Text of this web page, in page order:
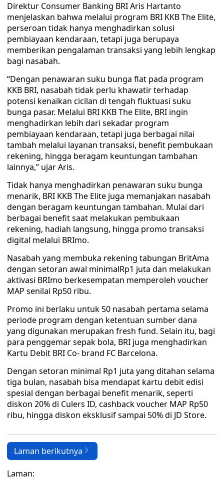
Direktur Consumer Banking BRI Aris Hartanto
menjelaskan bahwa melalui program BRI KKB The Elite,
perseroan tidak hanya menghadirkan solusi
pembiayaan kendaraan, tetapi juga berupaya
memberikan pengalaman transaksi yang lebih lengkap
bagi nasabah.
“Dengan penawaran suku bunga flat pada program
KKB BRI, nasabah tidak perlu khawatir terhadap
potensi kenaikan cicilan di tengah fluktuasi suku
bunga pasar. Melalui BRI KKB The Elite, BRI ingin
menghadirkan lebih dari sekadar program
pembiayaan kendaraan, tetapi juga berbagai nilai
tambah melalui layanan transaksi, benefit pembukaan
rekening, hingga beragam keuntungan tambahan
lainnya,” ujar Aris.
Tidak hanya menghadirkan penawaran suku bunga
menarik, BRI KKB The Elite juga memanjakan nasabah
dengan beragam keuntungan tambahan. Mulai dari
berbagai benefit saat melakukan pembukaan
rekening, hadiah langsung, hingga promo transaksi
digital melalui BRImo.
Nasabah yang membuka rekening tabungan BritAma
dengan setoran awal minimalRp1 juta dan melakukan
aktivasi BRImo berkesempatan memperoleh voucher
MAP senilai Rp50 ribu.
Promo ini berlaku untuk 50 nasabah pertama selama
periode program dengan ketentuan sumber dana
yang digunakan merupakan fresh fund. Selain itu, bagi
para penggemar sepak bola, BRI juga menghadirkan
Kartu Debit BRI Co- brand FC Barcelona.
Dengan setoran minimal Rp1 juta yang ditahan selama
tiga bulan, nasabah bisa mendapat kartu debit edisi
spesial dengan berbagai benefit menarik, seperti
diskon 20% di Culers ID, cashback voucher MAP Rp50
ribu, hingga diskon eksklusif sampai 50% di JD Store.
Laman berikutnya
Laman: